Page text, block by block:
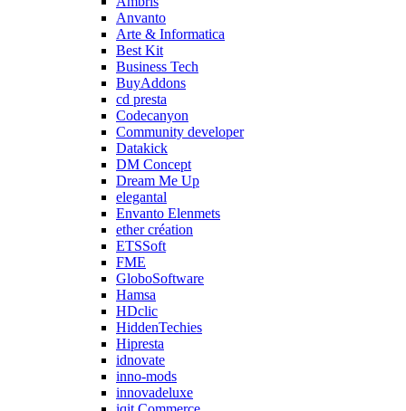
Anvanto
Arte & Informatica
Best Kit
Business Tech
BuyAddons
cd presta
Codecanyon
Community developer
Datakick
DM Concept
Dream Me Up
elegantal
Envanto Elenmets
ether création
ETSSoft
FME
GloboSoftware
Hamsa
HDclic
HiddenTechies
Hipresta
idnovate
inno-mods
innovadeluxe